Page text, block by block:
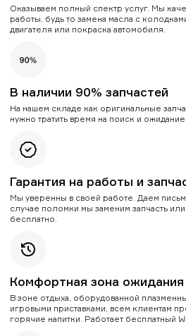
Оказываем полный спектр услуг. Мы
работы, будь то замена масла с
двигателя или покраска автомобиля.
В наличии 90% запчастей
На нашем складе как оригинальные
нужно тратить время на поиск и
Гарантия на работы и
Мы уверенны в своей работе. Даем
случае поломки мы заменим запчасть
бесплатно.
Комфортная зона ожидания
В зоне отдыха, оборудованной
игровыми приставками, всем клиентам
горячие напитки. Работает бесплатный